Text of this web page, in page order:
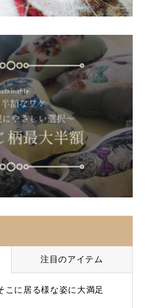
注目のアイテム
こに居る様な姿に大満足